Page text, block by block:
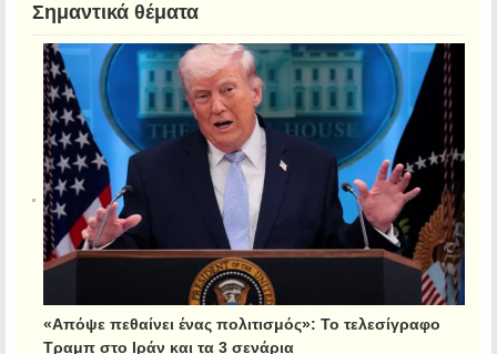
Σημαντικά θέματα
«Απόψε πεθαίνει ένας πολιτισμός»: Το τελεσίγραφο
Τραμπ στο Ιράν και τα 3 σενάρια